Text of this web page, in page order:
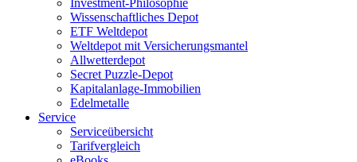
Investment-Philosophie
Wissenschaftliches Depot
ETF Weltdepot
Weltdepot mit Versicherungsmantel
Allwetterdepot
Secret Puzzle-Depot
Kapitalanlage-Immobilien
Edelmetalle
Service
Serviceübersicht
Tarifvergleich